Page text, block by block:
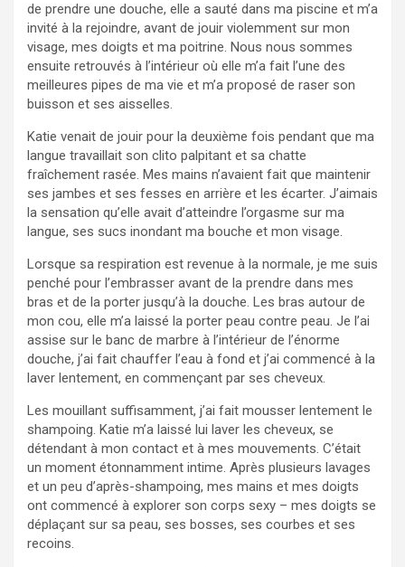
de prendre une douche, elle a sauté dans ma piscine et m’a
invité à la rejoindre, avant de jouir violemment sur mon
visage, mes doigts et ma poitrine. Nous nous sommes
ensuite retrouvés à l’intérieur où elle m’a fait l’une des
meilleures pipes de ma vie et m’a proposé de raser son
buisson et ses aisselles.
Katie venait de jouir pour la deuxième fois pendant que ma
langue travaillait son clito palpitant et sa chatte
fraîchement rasée. Mes mains n’avaient fait que maintenir
ses jambes et ses fesses en arrière et les écarter. J’aimais
la sensation qu’elle avait d’atteindre l’orgasme sur ma
langue, ses sucs inondant ma bouche et mon visage.
Lorsque sa respiration est revenue à la normale, je me suis
penché pour l’embrasser avant de la prendre dans mes
bras et de la porter jusqu’à la douche. Les bras autour de
mon cou, elle m’a laissé la porter peau contre peau. Je l’ai
assise sur le banc de marbre à l’intérieur de l’énorme
douche, j’ai fait chauffer l’eau à fond et j’ai commencé à la
laver lentement, en commençant par ses cheveux.
Les mouillant suffisamment, j’ai fait mousser lentement le
shampoing. Katie m’a laissé lui laver les cheveux, se
détendant à mon contact et à mes mouvements. C’était
un moment étonnamment intime. Après plusieurs lavages
et un peu d’après-shampoing, mes mains et mes doigts
ont commencé à explorer son corps sexy – mes doigts se
déplaçant sur sa peau, ses bosses, ses courbes et ses
recoins.